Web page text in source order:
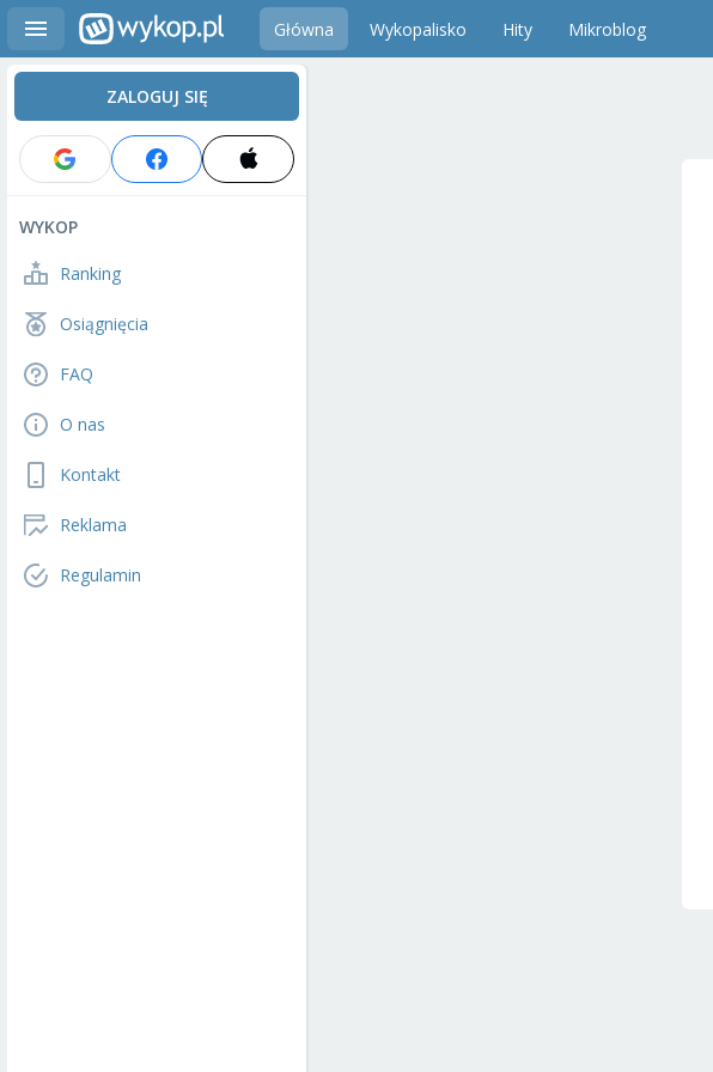
Główna Wykopalisko Hity Mikroblog
ZALOGUJ SIĘ
WYKOP
Ranking
Osiągnięcia
FAQ
O nas
Kontakt
Reklama
Regulamin